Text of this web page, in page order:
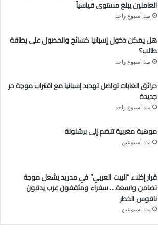
ر
م
العاملين يبلغ مستوى قياسياً
منذ أسبوع واحد
هل يمكن دخول إسبانيا كسائح والحصول على بطاقة
طالب؟
منذ أسبوع واحد
حرائق الغابات تواصل تهديد إسبانيا مع اقتراب موجة حر
جديدة
منذ أسبوع واحد
موهبة مغربية تنضم إلى برشلونة
منذ أسبوعين
قرار إخلاء “البيت العربي” في مدريد يشعل موجة
تضامن واسعة… سفراء ومثقفون عرب يدقون
ناقوس الخطر
منذ أسبوعين